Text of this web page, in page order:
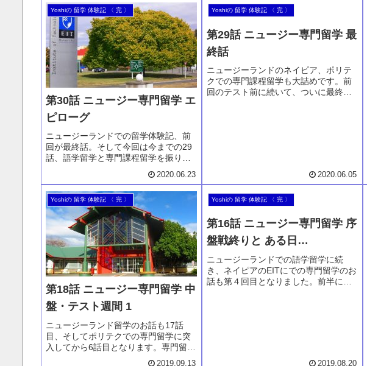
Yoshiの 留学 体験記 〈 完 〉
第30話 ニュージー専門留学 エ
ピローグ
ニュージーランドでの留学体験記、前
回が最終話。そして今回は今までの29
話、語学留学と専門課程留学を振り返
って、そしてエピローグです。日本で
しっかり社会経験を積んでからの「大
人の留学」についておもうことを、語
学留学と専門留学それぞれで語りま
す。
2020.06.23
Yoshiの 留学 体験記 〈 完 〉
第29話 ニュージー専門留学 最
終話
ニュージーランドのネイピア、ポリテ
クでの専門課程留学も大詰めです。前
回のテスト前に続いて、ついに最終テ
2020.06.05
Yoshiの 留学 体験記 〈 完 〉
第18話 ニュージー専門留学 中
盤・テスト週間 1
ニュージーランド留学のお話も17話
目、そしてポリテクでの専門留学に突
入してから6話目となります。専門留学
も序盤を過ぎ、6月のテスト週間前を迎
2019.09.13
Yoshiの 留学 体験記 〈 完 〉
第16話 ニュージー専門留学 序
盤戦終りと ある日…
ニュージーランドでの語学留学に続
き、ネイピアのEITにでの専門留学のお
話も第４回目となりました。前半に続
2019.08.20